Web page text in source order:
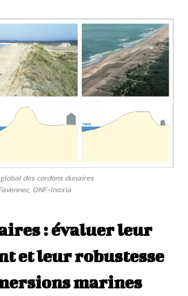
des cordons dunaires
ONF-Inoxia
: évaluer leur
et leur robustesse
marines